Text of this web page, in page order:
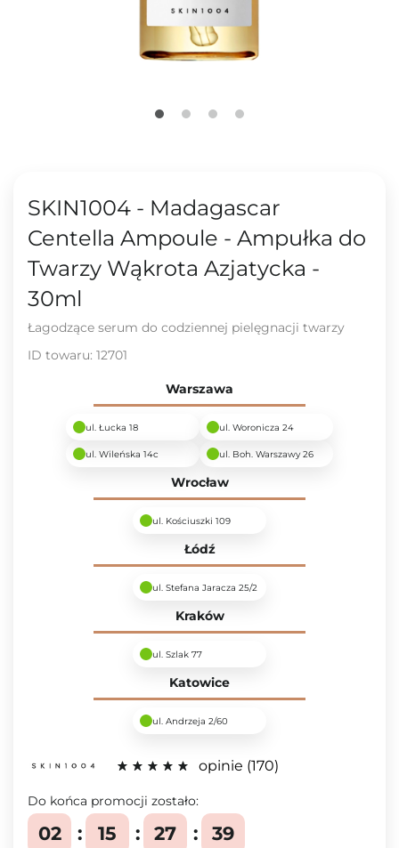
SKIN1004 - Madagascar
Centella Ampoule - Ampułka do
Twarzy Wąkrota Azjatycka -
30ml
Łagodzące serum do codziennej pielęgnacji twarzy
ID towaru: 12701
Warszawa
ul. Łucka 18 ul. Woronicza 24
ul. Wileńska 14c ul. Boh. Warszawy 26
Wrocław
ul. Kościuszki 109
Łódź
ul. Stefana Jaracza 25/2
Kraków
ul. Szlak 77
Katowice
ul. Andrzeja 2/60
opinie 170
Do końca promocji zostało:
02 15 27 39